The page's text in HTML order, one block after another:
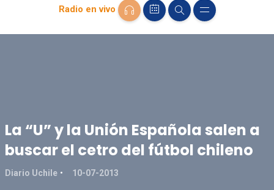
Radio en vivo
La “U” y la Unión Española salen a
buscar el cetro del fútbol chileno
Diario Uchile 10-07-2013